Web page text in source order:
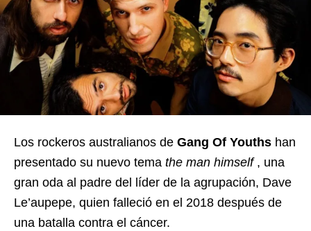
Los rockeros australianos de Gang Of Youths han
presentado su nuevo tema the man himself, una
gran oda al padre del líder de la agrupación, Dave
Le’aupepe, quien falleció en el 2018 después de
una batalla contra el cáncer.